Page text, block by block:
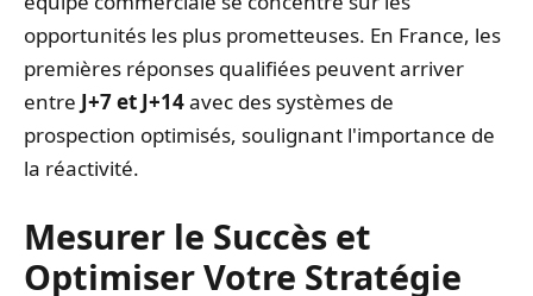
opportunités les plus prometteuses. En France, les
premières réponses qualifiées peuvent arriver
entre J+7 et J+14avec des systèmes de
prospection optimisés, soulignant l'importance de
la réactivité.
Mesurer le Succès et
Optimiser Votre Stratégie